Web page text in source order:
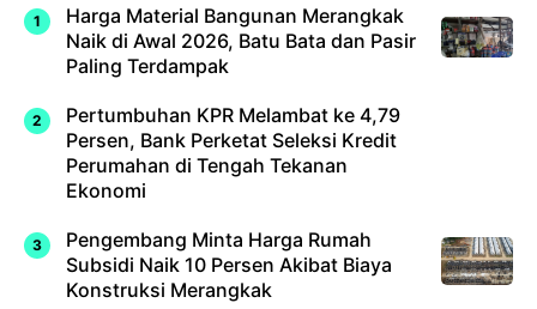
Harga Material Bangunan Merangkak
Naik di Awal 2026, Batu Bata dan Pasir
Paling Terdampak
Pertumbuhan KPR Melambat ke 4,79
Persen, Bank Perketat Seleksi Kredit
Perumahan di Tengah Tekanan
Ekonomi
Pengembang Minta Harga Rumah
Subsidi Naik 10 Persen Akibat Biaya
Konstruksi Merangkak